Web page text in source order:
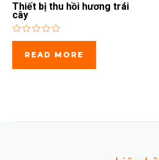
Thiết bị thu hồi hương trái
cây
Rated
outREAD MORE